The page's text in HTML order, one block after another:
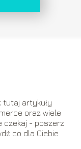
tutaj artykuły
oraz wiele
czekaj - poszerz
co dla Ciebie